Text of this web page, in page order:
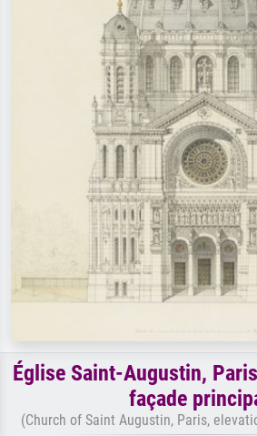
Église Saint-Augustin,
façade
(Church of Saint Augustin, Paris,